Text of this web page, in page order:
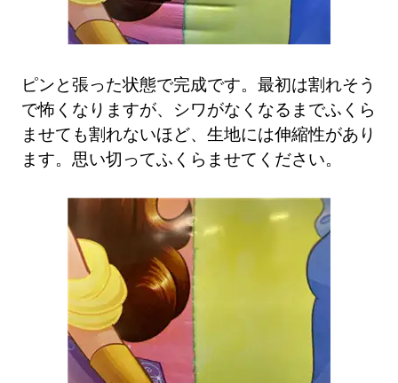
ピンと張った状態で完成です。最初は割れそう
で怖くなりますが、シワがなくなるまでふくら
ませても割れないほど、生地には伸縮性があり
ます。思い切ってふくらませてください。